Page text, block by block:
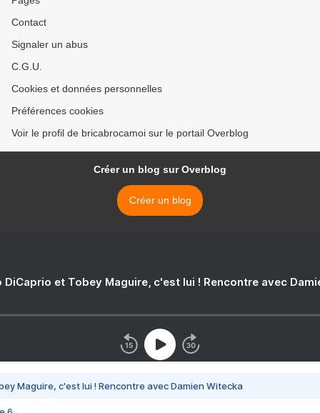
Contact
Signaler un abus
C.G.U.
Cookies et données personnelles
Préférences cookies
Voir le profil de bricabrocamoi sur le portail Overblog
Créer un blog sur Overblog
Créer un blog
DiCaprio et Tobey Maguire, c'est lui ! Rencontre avec
Maguire, c'est lui ! Rencontre avec Damien Witecka